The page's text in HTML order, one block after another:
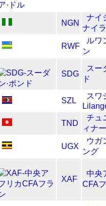
NGN
ナイ
ナイラ
RWF
ルワ
ン
SDG
スー
ド
SZL
スワ
TND
チュ
ィナ
UGX
ウガ
ング
XAF
中央
CFA